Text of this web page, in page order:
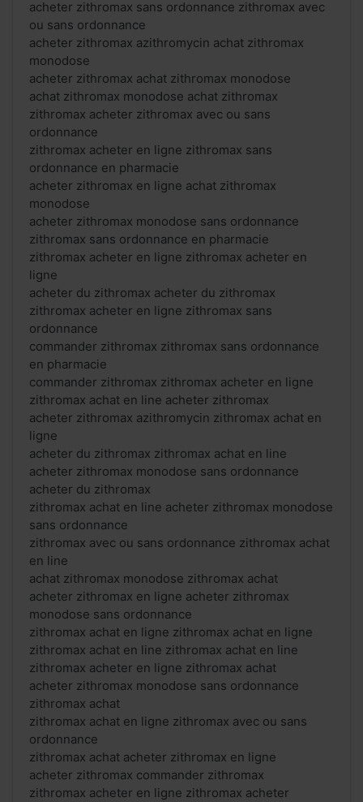
acheter zithromax sans ordonnance zithromax avec
ou sans ordonnance
acheter zithromax azithromycin achat zithromax
monodose
acheter zithromax achat zithromax monodose
achat zithromax monodose achat zithromax
zithromax acheter zithromax avec ou sans
ordonnance
zithromax acheter en ligne zithromax sans
ordonnance en pharmacie
acheter zithromax en ligne achat zithromax
monodose
acheter zithromax monodose sans ordonnance
zithromax sans ordonnance en pharmacie
zithromax acheter en ligne zithromax acheter en
ligne
acheter du zithromax acheter du zithromax
zithromax acheter en ligne zithromax sans
ordonnance
commander zithromax zithromax sans ordonnance
en pharmacie
commander zithromax zithromax acheter en ligne
zithromax achat en line acheter zithromax
acheter zithromax azithromycin zithromax achat en
ligne
acheter du zithromax zithromax achat en line
acheter zithromax monodose sans ordonnance
acheter du zithromax
zithromax achat en line acheter zithromax monodose
sans ordonnance
zithromax avec ou sans ordonnance zithromax achat
en line
achat zithromax monodose zithromax achat
acheter zithromax en ligne acheter zithromax
monodose sans ordonnance
zithromax achat en ligne zithromax achat en ligne
zithromax achat en line zithromax achat en line
zithromax acheter en ligne zithromax achat
acheter zithromax monodose sans ordonnance
zithromax achat
zithromax achat en ligne zithromax avec ou sans
ordonnance
zithromax achat acheter zithromax en ligne
acheter zithromax commander zithromax
zithromax acheter en ligne zithromax acheter